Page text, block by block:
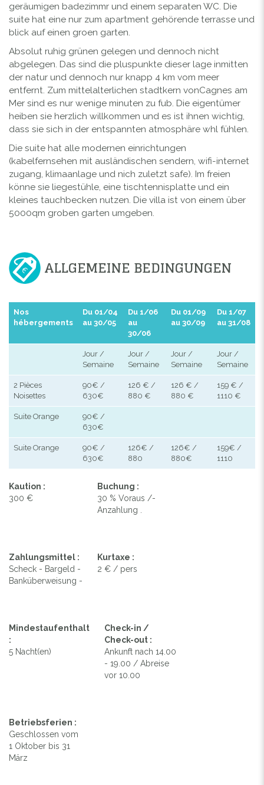
geräumigen badezimmr und einem separaten WC. Die
suite hat eine nur zum apartment gehörende terrasse und
blick auf einen groen garten.
Absolut ruhig grünen gelegen und dennoch nicht
abgelegen. Das sind die pluspunkte dieser lage inmitten
der natur und dennoch nur knapp 4 km vom meer
entfernt. Zum mittelalterlichen stadtkern vonCagnes am
Mer sind es nur wenige minuten zu fub. Die eigentümer
heiben sie herzlich willkommen und es ist ihnen wichtig,
dass sie sich in der entspannten atmosphäre whl fühlen.
Die suite hat alle modernen einrichtungen
(kabelfernsehen mit ausländischen sendern, wifi-internet
zugang, klimaanlage und nich zuletzt safe). Im freien
könne sie liegestühle, eine tischtennisplatte und ein
kleines tauchbecken nutzen. Die villa ist von einem über
5000qm groben garten umgeben.
ALLGEMEINE BEDINGUNGEN
Nos
hébergements
Du 01/04
au 30/05
Du 1/06
au
30/06
Du 01/09
au 30/09
Du 1/07
au 31/08
Jour /
Semaine
Jour /
Semaine
Jour /
Semaine
Jour /
Semaine
2 Pièces
Noisettes
90€ /
630€
126 € /
880 €
126 € /
880 €
159 € /
1110 €
Suite Orange
90€ /
630€
Suite Orange
90€ /
630€
126€ /
880
126€ /
880€
159€ /
1110
Kaution :
300 €
Buchung :
30 % Voraus /-
Anzahlung .
Zahlungsmittel :
Scheck - Bargeld -
Banküberweisung -
Kurtaxe :
2 € / pers
Mindestaufenthalt
:
5 Nacht(en)
Check-in /
Check-out :
Ankunft nach 14.00
- 19.00 / Abreise
vor 10.00
Betriebsferien :
Geschlossen vom
1 Oktober bis 31
März